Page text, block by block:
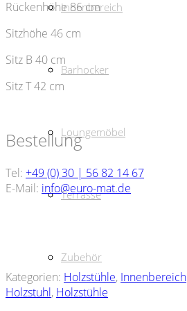
Innenbereich
Barhocker
Loungemöbel
Terrasse
Zubehör
Rückenhöhe 86 cm
Sitzhöhe 46 cm
Sitz B 40 cm
Sitz T 42 cm
Bestellung
Tel: +49 (0) 30 | 56 82 14 67
E-Mail: info@euro-mat.de
Kategorien: Holzstühle, Innenbereich
Holzstuhl, Holzstühle